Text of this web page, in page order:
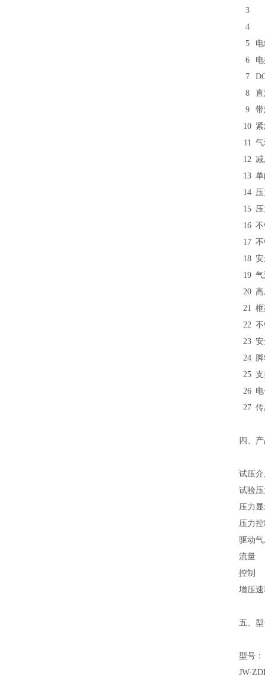
3
4
5
6
7
8
9
10
11 气
12 减
13 单
14 压
15
16 不
17 不
18
19 气
20
21 框
22
23
24
25
26
27
四、
试压
试验
压力
压力
驱动
流量
控制
增压
五、
型号：
JW-